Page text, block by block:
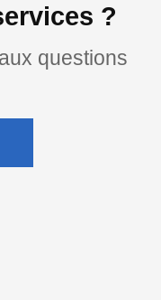
?
questions